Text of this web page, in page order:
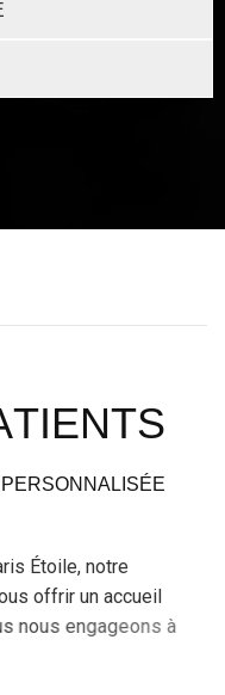
TIENTS
ris Étoi e, notre
us offrir un accuei
s nous engageons à